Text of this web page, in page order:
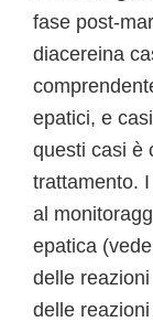
fase post-
diacereina
epatici, e
questi casi è
trattamento.
al
epatica
delle
delle